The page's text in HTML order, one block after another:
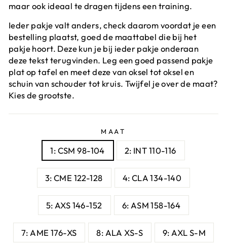
maar ook ideaal te dragen tijdens een training.
Ieder pakje valt anders, check daarom voordat je een
bestelling plaatst, goed de maattabel die bij het
pakje hoort. Deze kun je bij ieder pakje onderaan
deze tekst terugvinden. Leg een goed passend pakje
plat op tafel en meet deze van oksel tot oksel en
schuin van schouder tot kruis. Twijfel je over de maat?
Kies de grootste.
MAAT
1: CSM 98-104 2: INT 110-116
3: CME 122-128 4: CLA 134-140
5: AXS 146-152 6: ASM 158-164
7: AME 176-XS 8: ALA XS-S 9: AXL S-M